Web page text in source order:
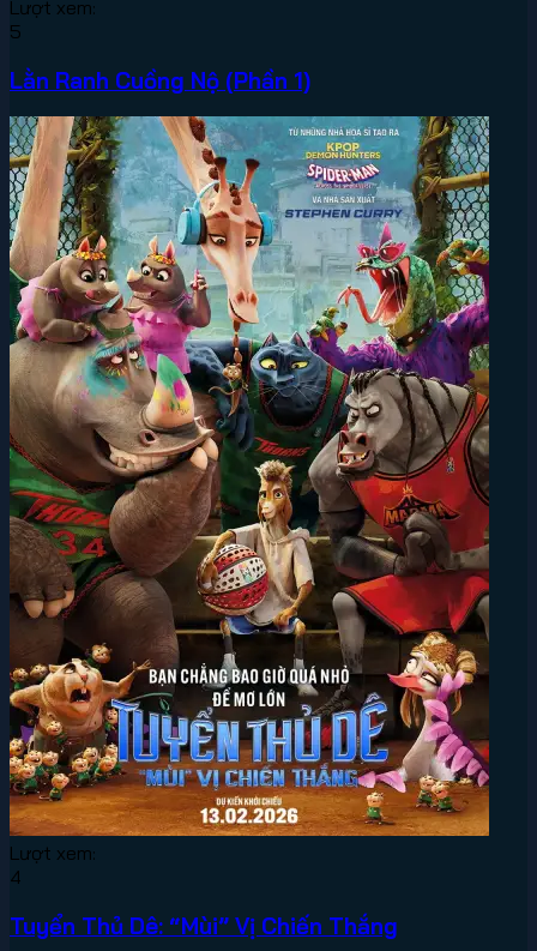
Lượt xem:
5
Lằn Ranh Cuồng Nộ (Phần 1)
Lượt xem:
4
Tuyển Thủ Dê: “Mùi” Vị Chiến Thắng